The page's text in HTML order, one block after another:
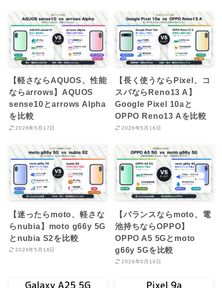
【軽さならAQUOS、性能
ならarrows】AQUOS
sense10とarrows Alpha
を比較
2026年5月17日
【長く使うならPixel、コ
スパならReno13 A】
Google Pixel 10aと
OPPO Reno13 Aを比較
2026年5月16日
【迷ったらmoto、軽さな
らnubia】moto g66y 5G
とnubia S2を比較
2026年5月16日
【バランスならmoto、電
池持ちならOPPO】
OPPO A5 5Gとmoto
g66y 5Gを比較
2026年5月10日